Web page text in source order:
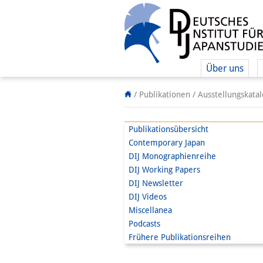
Über uns
/ Publikationen /
Publikationsübersicht
Contemporary Japan
DIJ Monographienreihe
DIJ Working Papers
DIJ Newsletter
DIJ Videos
Miscellanea
Podcasts
Frühere Publikationsreihen